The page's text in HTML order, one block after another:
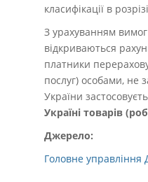
класифікації в
З урахуванням
відкриваються
платники
послуг) особами, не
України
Україні товарів
Джерело:
Головне управління